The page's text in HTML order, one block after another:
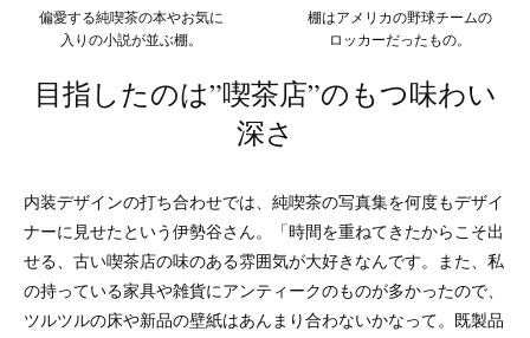
偏愛する純喫茶の本やお気に
入りの小説が並ぶ棚。
棚はアメリカの野球チームの
ロッカーだったもの。
目指したのは”喫茶店”のもつ味わい
深さ
内装デザインの打ち合わせでは、純喫茶の写真集を何度もデザイ
ナーに見せたという伊勢谷さん。「時間を重ねてきたからこそ出
せる、古い喫茶店の味のある雰囲気が大好きなんです。また、私
の持っている家具や雑貨にアンティークのものが多かったので、
ツルツルの床や新品の壁紙はあんまり合わないかなって。既製品